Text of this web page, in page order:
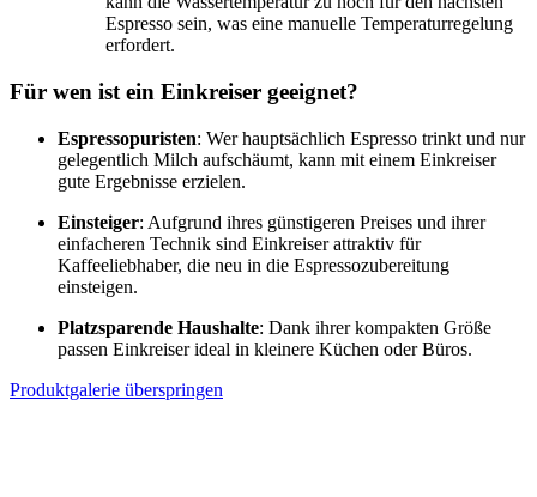
Espresso sein, was eine manuelle Temperaturregelung
erfordert.
Für wen ist ein Einkreiser geeignet?
Espressopuristen: Wer hauptsächlich Espresso trinkt und nur
gelegentlich Milch aufschäumt, kann mit einem Einkreiser
gute Ergebnisse erzielen.
Einsteiger: Aufgrund ihres günstigeren Preises und ihrer
einfacheren Technik sind Einkreiser attraktiv für
Kaffeeliebhaber, die neu in die Espressozubereitung
einsteigen.
Platzsparende Haushalte: Dank ihrer kompakten Größe
passen Einkreiser ideal in kleinere Küchen oder Büros.
Produktgalerie überspringen